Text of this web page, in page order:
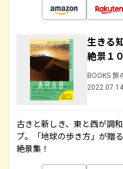
生きる
絶景１
BOOKS 旅
古きと新しき、東と西が調
ブ。「地球の歩き方」が贈
絶景集！